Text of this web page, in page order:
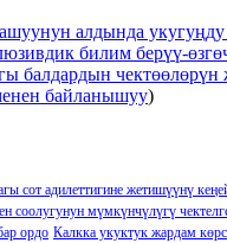
алдында
билим берүү-
балдардын чектөөлөрүн
байланышуу)
сот адилеттигине жетишүүнү
соолугунун мүмкүнчүлүгү
ордо Калкка укуктук жардам